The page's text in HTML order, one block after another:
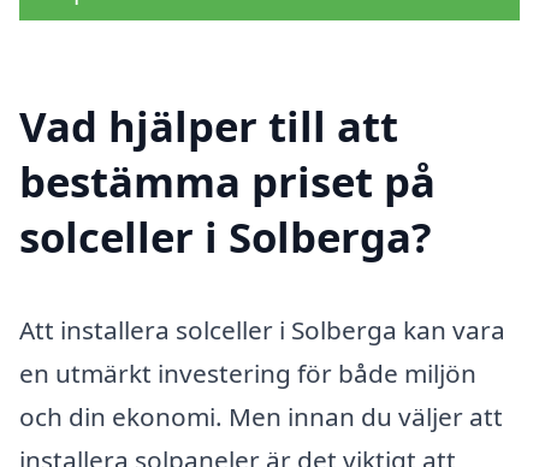
Vad hjälper till att
bestämma priset på
solceller i Solberga?
Att installera solceller i Solberga kan vara
en utmärkt investering för både miljön
och din ekonomi. Men innan du väljer att